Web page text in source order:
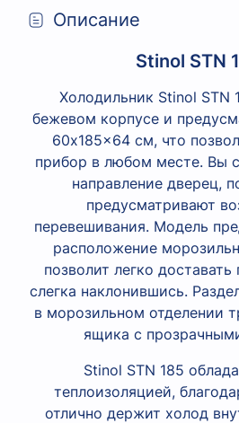
Описание
Stinol STN
Холодильник Stinol STN
бежевом корпусе и
60x185x64 см, что
прибор в любом месте. Вы
направление дверец,
предусматривают
перевешивания. Модель
расположение
позволит легко
слегка наклонившись.
в морозильном отделении
ящика с
Stinol STN 185
теплоизоляцией,
отлично держит холод